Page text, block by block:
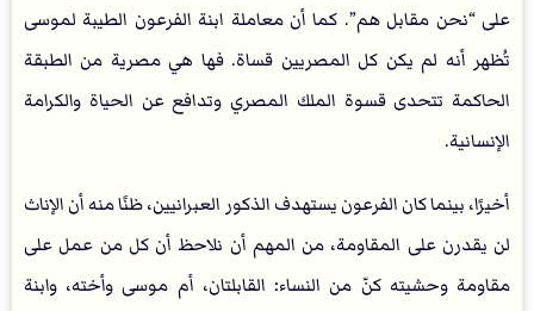
على “نحن مقابل هم”. كما أن معاملة ابنة الفرعون الطيبة لموسى
تُظهر أنه لم يكن كل المصريين قساة. فها هي مصرية من الطبقة
الحاكمة تتحدى قسوة الملك المصري وتدافع عن الحياة والكرامة
الإنسانية.
أخيرًا، بينما كان الفرعون يستهدف الذكور العبرانيين، ظنًا منه أن الإناث
لن يقدرن على المقاومة، من المهم أن نلاحظ أن كل من عمل على
مقاومة وحشيته كنّ من النساء: القابلتان، أم موسى وأخته، وابنة